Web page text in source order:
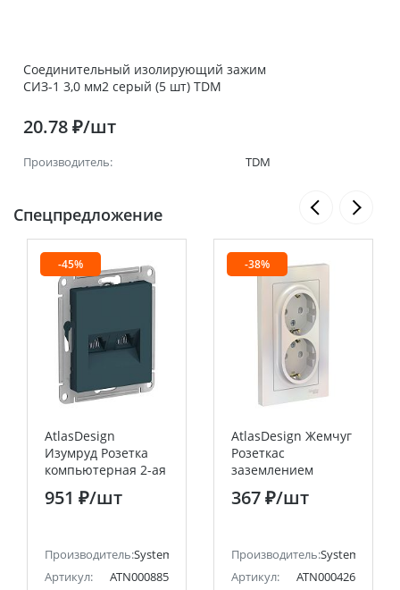
Соединительный изолирующий зажим
СИЗ-1 3,0 мм2 серый (5 шт) TDM
20.78 ₽/шт
Производитель: TDM
Спецпредложение
(ранее Schneider Electric)
-45%
AtlasDesign
Изумруд Розетка
компьютерная 2-ая
RJ45+RJ45, кат.5E
Systeme Electric
951 ₽/шт
Производитель:Systeme Electric (ранее Schneider Electric)
Артикул:
ATN000885
-38%
AtlasDesign Жемчуг
Розеткас
заземлением
двойная,со
шторками, 16А, (в
(Schneider Electric)
367 ₽/шт
Производитель:Systeme
Артикул:
ATN000426